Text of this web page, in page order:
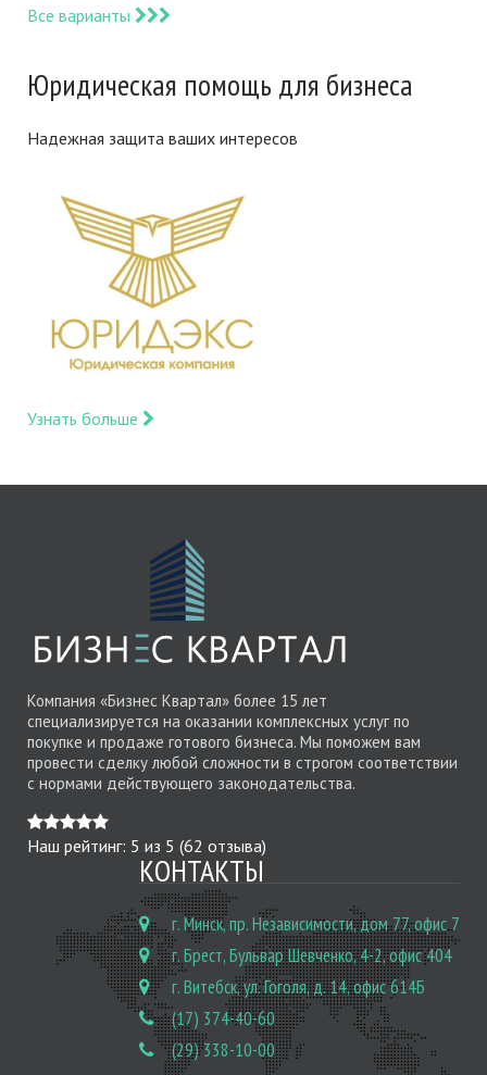
Все варианты
Юридическая помощь для бизнеса
Надежная защита ваших интересов
Узнать больше
Компания «Бизнес Квартал» более 15 лет
специализируется на оказании комплексных услуг по
покупке и продаже готового бизнеса. Мы поможем вам
провести сделку любой сложности в строгом соответствии
с нормами действующего законодательства.
Наш рейтинг: 5 из 5 (62 отзыва)
КОНТАКТЫ
г. Минск, пр. Независимости, дом 77, офис 7
г. Брест, Бульвар Шевченко, 4-2, офис 404
г. Витебск, ул. Гоголя, д. 14, офис 614Б
(17) 374-40-60
(29) 338-10-00